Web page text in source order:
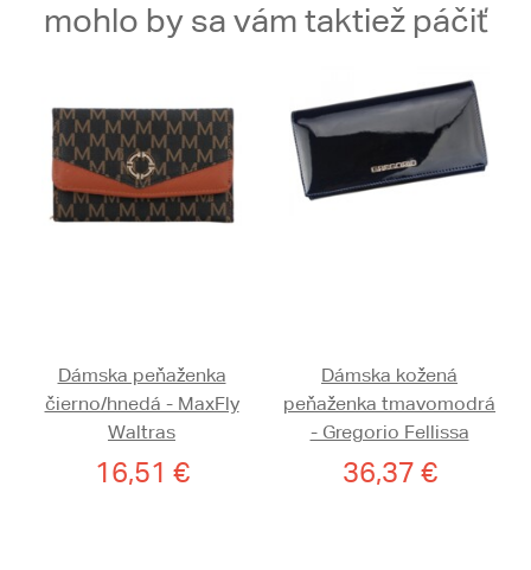
mohlo by sa vám taktiež páčiť
Dámska peňaženka
čierno/hnedá - MaxFly
Waltras
16,51 €
Dámska kožená
peňaženka tmavomodrá
- Gregorio Fellissa
36,37 €